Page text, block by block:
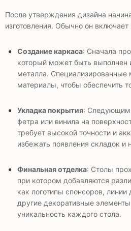
После утверждения дизайна
изготовления. Обычно он включает
Создание каркаса: Сначала
который может быть выполнен
металла.
материалы, чтобы обеспечить
Укладка покрытия: Следующим
фетра или винила на
требует высокой точности и
избежать появления складок и
Финальная отделка: Столы
при котором добавляются
как логотипы спонсоров,
другие декоративные
уникальность каждого стола.